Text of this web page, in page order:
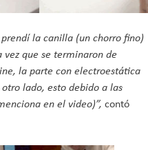
la canilla (un chorro fino)
que se terminaron de
la parte con electroestática
lado, esto debido a las
en el video)”, contó